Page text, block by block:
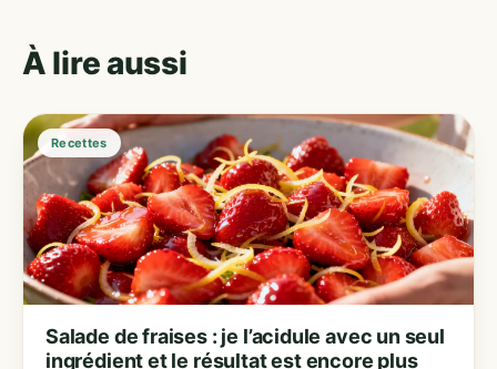
À lire aussi
Recettes
Salade de fraises : je l’acidule avec un seul
ingrédient et le résultat est encore plus